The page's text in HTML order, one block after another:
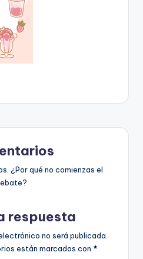
¿Por qué no comienzas el
respuesta
no será publicada.
están marcados con *